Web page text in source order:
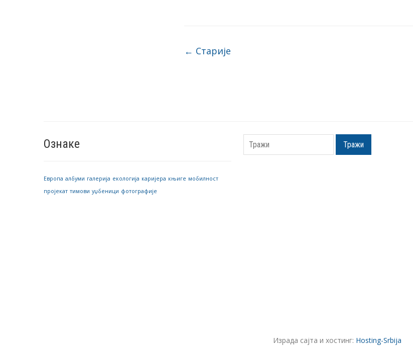
Post navigation
← Старије
Ознаке
Европа албуми галерија екологија каријера књиге мобилност
пројекат тимови уџбеници фотографије
Тражи
Израда сајта и хостинг: Hosting-Srbija